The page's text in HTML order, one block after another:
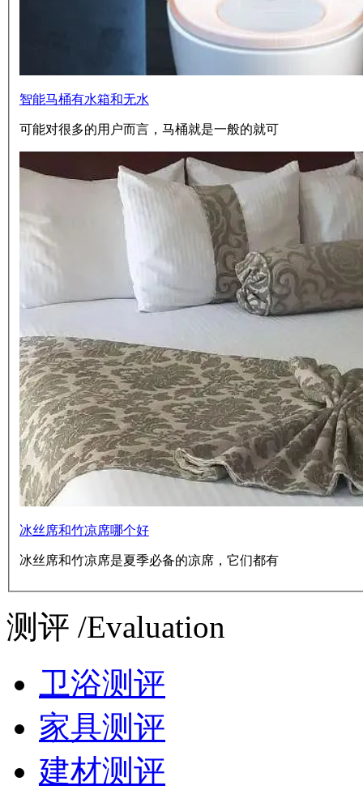
智能马桶有水箱和无水
可能对很多的用户而言，马桶就是一般的就可
冰丝席和竹凉席哪个好
冰丝席和竹凉席是夏季必备的凉席，它们都有
测评 /Evaluation
卫浴测评
家具测评
建材测评